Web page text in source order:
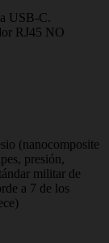
USB-C.
RJ45 NO
(nanocomposite
presión,
militar de
a 7 de los